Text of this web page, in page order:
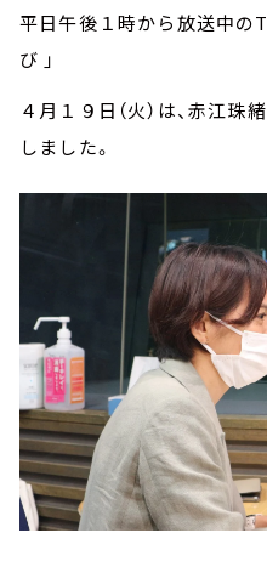
平日午後１時から放送中の
び 」
４月１９日（火）は、赤江
しました。